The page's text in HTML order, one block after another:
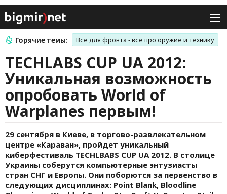
Горячие темы: Все для фронта - все про оружие и технику
TECHLABS CUP UA 2012:
Уникальная возможность
опробовать World of
Warplanes первым!
29 сентября в Киеве, в торгово-развлекательном
центре «Караван», пройдет уникальный
киберфестиваль TECHLBABS CUP UA 2012. В столице
Украины соберутся компьютерные энтузиасты
стран СНГ и Европы. Они поборются за первенство в
следующих дисциплинах: Point Blank, Bloodline